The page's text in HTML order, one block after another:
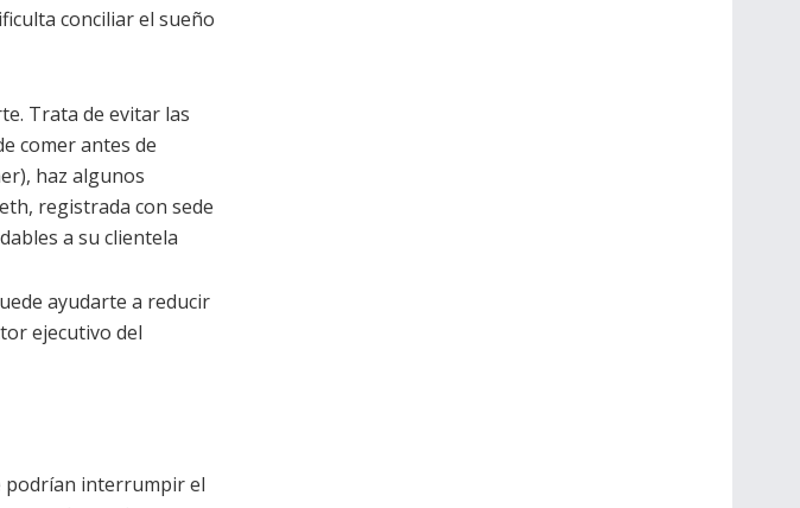
conciliar el sueño
Trata de evitar las
comer antes de
haz algunos
registrada con sede
a su clientela
ayudarte a reducir
ejecutivo del
podrían interrumpir el